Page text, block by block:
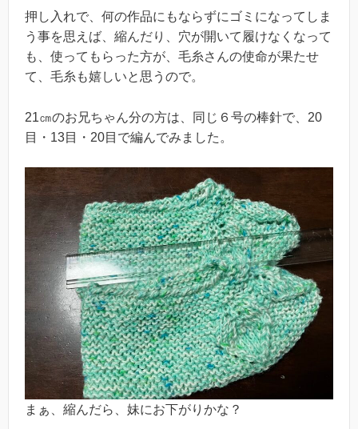
押し入れで、何の作品にもならずにゴミになってしま
う事を思えば、縮んだり、穴が開いて履けなくなって
も、使ってもらった方が、毛糸さんの使命が果たせ
て、毛糸も嬉しいと思うので。
21㎝のお兄ちゃん分の方は、同じ６号の棒針で、20
目・13目・20目で編んでみました。
まぁ、縮んだら、妹にお下がりかな？